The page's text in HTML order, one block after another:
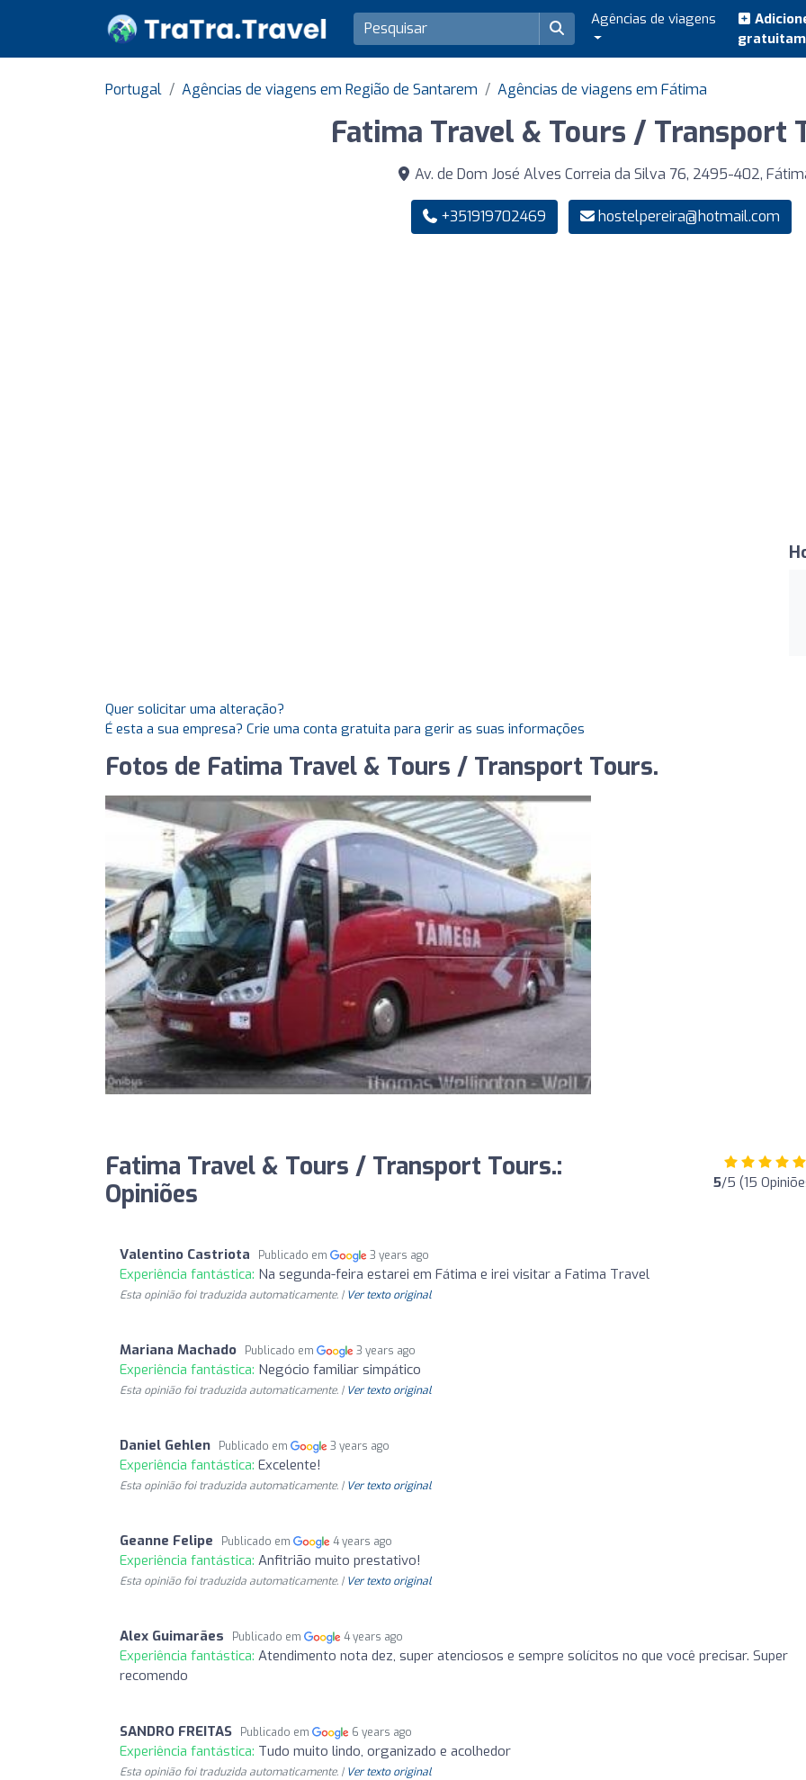
Agências de viagens
Portugal Agências de viagens em Região de Santarem Agências de viagens em Fátima
Fatima Travel & Tours / Transport
Av. de Dom José Alves Correia da Silva 76, 2495-402,
+351919702469 hostelpereira@hotmail.com
Quer solicitar uma alteração?
É esta a sua empresa? Crie uma conta gratuita para gerir as suas informações
Fotos de Fatima Travel & Tours / Transport Tours.
Fatima Travel & Tours / Transport Tours.:
Opiniões
5/5 (15
Valentino Castriota Publicado em 3 years ago
Experiência fantástica: Na segunda-feira estarei em Fátima e irei visitar a Fatima Travel
Esta opinião foi traduzida automaticamente. | Ver texto original
Mariana Machado Publicado em 3 years ago
Experiência fantástica: Negócio familiar simpático
Esta opinião foi traduzida automaticamente. | Ver texto original
Daniel Gehlen Publicado em 3 years ago
Experiência fantástica: Excelente!
Esta opinião foi traduzida automaticamente. | Ver texto original
Geanne Felipe Publicado em 4 years ago
Experiência fantástica: Anfitrião muito prestativo!
Esta opinião foi traduzida automaticamente. | Ver texto original
Alex Guimarães Publicado em 4 years ago
Experiência fantástica: Atendimento nota dez, super atenciosos e sempre solícitos no que você precisar. Super
recomendo
SANDRO FREITAS Publicado em 6 years ago
Experiência fantástica: Tudo muito lindo, organizado e acolhedor
Esta opinião foi traduzida automaticamente. | Ver texto original